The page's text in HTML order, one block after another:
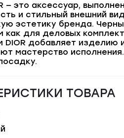
— это аксессуар,
и стильный внешний
эстетику бренда.
как для деловых
DIOR добавляет изделию
мастерство
ТОВАРА